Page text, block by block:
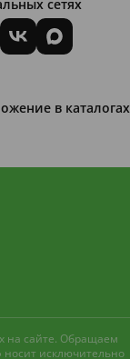
сетях
в каталогах
на сайте. Обращаем
исключительно